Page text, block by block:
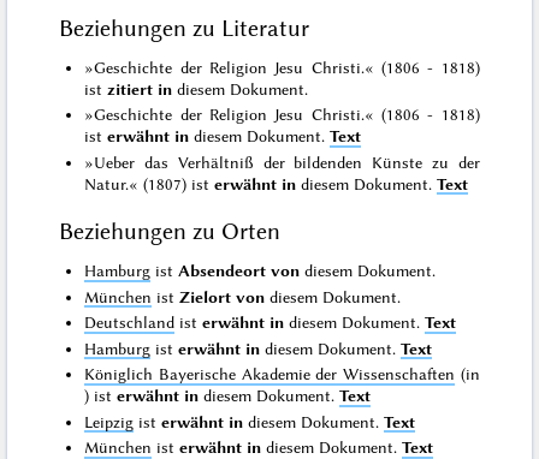
Beziehungen zu Literatur
»Geschichte der Religion Jesu Christi.« (1806 - 1818)
istzitiert in diesem Dokument.
»Geschichte der Religion Jesu Christi.« (1806 - 1818)
isterwähnt in diesem Dokument.Text
»Ueber das Verhältniß der bildenden Künste zu der
Natur.« (1807) isterwähnt in diesem Dokument.Text
Beziehungen zu Orten
Hamburg ist Absendeort von diesem Dokument.
München istZielort von diesem Dokument.
Deutschland isterwähnt in diesem Dokument.Text
Hamburg isterwähnt in diesem Dokument.Text
Königlich Bayerische Akademie der Wissenschaften (in
) isterwähnt in diesem Dokument.Text
Leipzig isterwähnt in diesem Dokument.Text
München isterwähnt in diesem Dokument.Text